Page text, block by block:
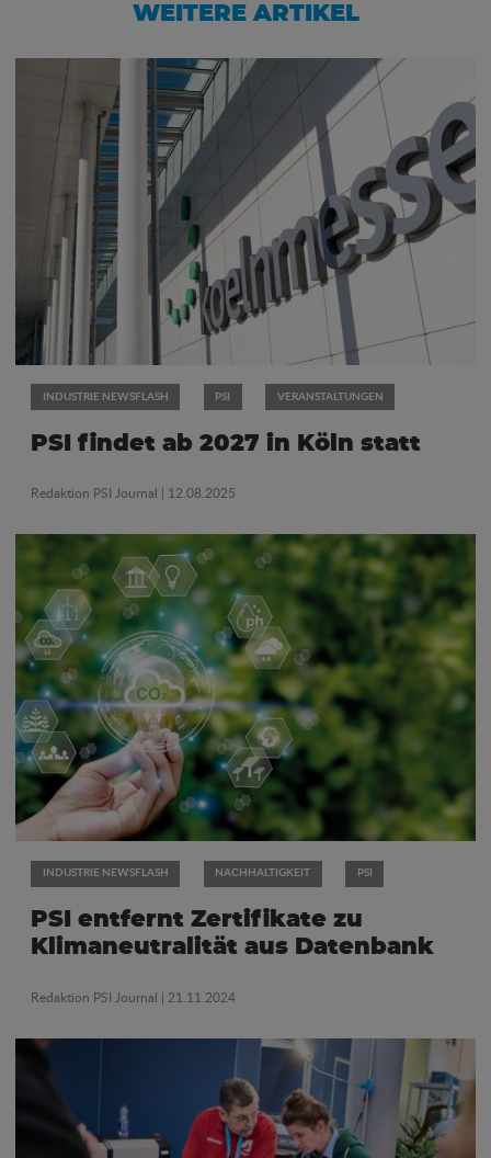
WEITERE ARTIKEL
INDUSTRIE NEWSFLASH PSI VERANSTALTUNGEN
PSI findet ab 2027 in Köln statt
Redaktion PSI Journal | 12.08.2025
INDUSTRIE NEWSFLASH NACHHALTIGKEIT PSI
PSI entfernt Zertifikate zu
Klimaneutralität aus Datenbank
Redaktion PSI Journal | 21.11.2024